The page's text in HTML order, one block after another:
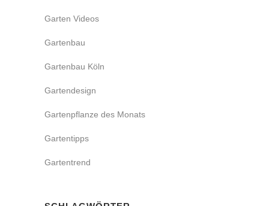
Garten Videos
Gartenbau
Gartenbau Köln
Gartendesign
Gartenpflanze des Monats
Gartentipps
Gartentrend